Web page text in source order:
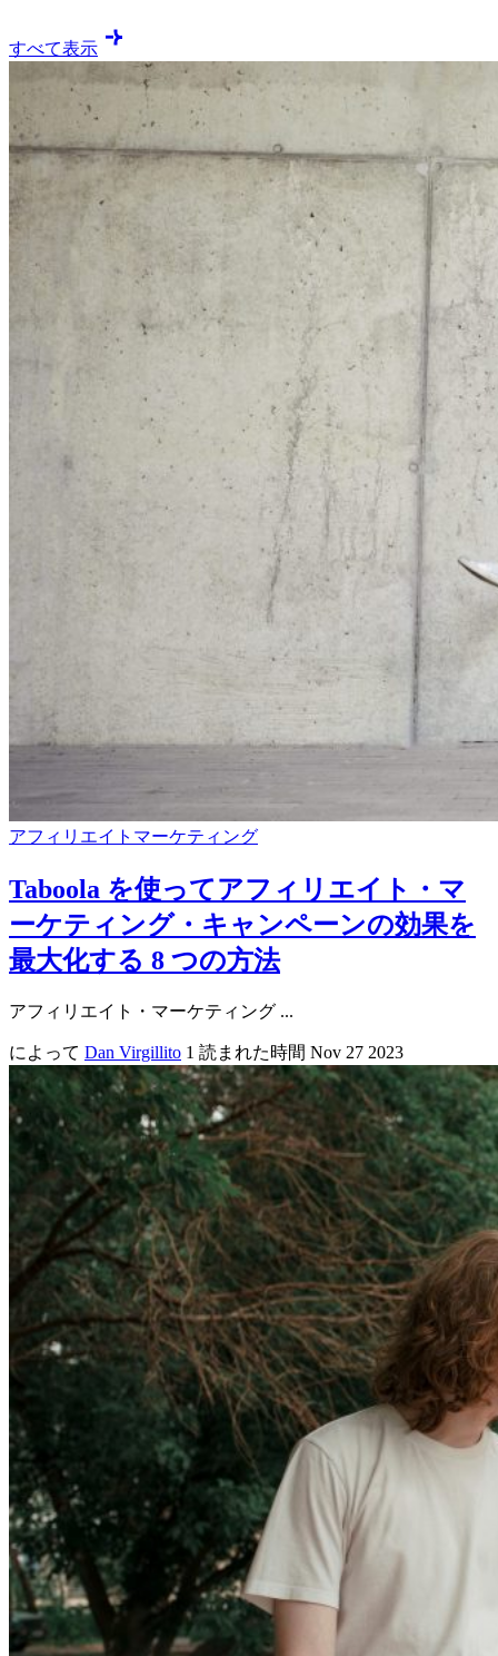
すべて表示
アフィリエイトマーケティング
Taboola を使ってアフィリエイト・マ
ーケティング・キャンペーンの効果を
最大化する 8 つの方法
アフィリエイト・マーケティング ...
によって Dan Virgillito 1 読まれた時間 Nov 27 2023